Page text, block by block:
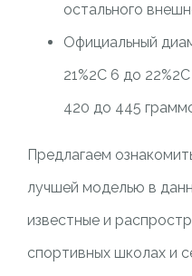
остального
Официальный
21%2C 6 до
420 до 445
Предлагаем
лучшей моделью в
известные и
спортивных школах и